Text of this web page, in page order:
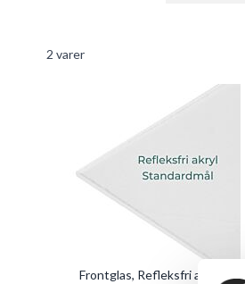
2 varer
Frontglas, Refleksfri akryl,